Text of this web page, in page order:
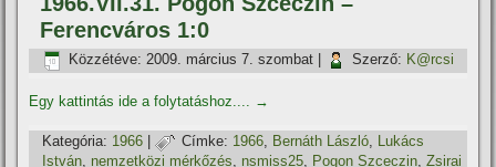
Ferencváros 1:0
Közzétéve: 2009. március 7. szombat Szerző: K@rcsi
Egy kattintás ide a folytatáshoz.... →
Kategória: 1966 | Címke: 1966, Bernáth László, Lukács
István, nemzetközi mérkőzés, nsmiss25, Pogon Szceczin,Zsirai